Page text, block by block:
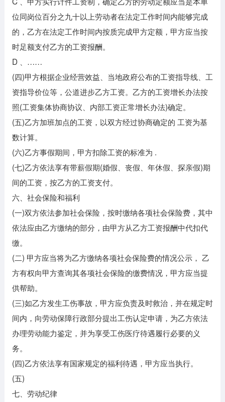
位同岗位百分之九十以上劳动者在法定工作时间内能够完成
的，乙方在法定工作时间内按质完成甲方定额，甲方应当按
时足额支付乙方的工资报酬。
D 、……
(四)甲方根据企业经营效益、当地政府公布的工资指导线、工
资指导价位等，公道进步乙方工资。乙方的工资增长办法按
照(工资集体协商协议、内部工资正常增长办法)确定。
(五)乙方加班加点的工资，以双方经过协商确定的 工资为基
数计算。
(六)乙方事假期间，甲方扣除工资的标准为 .
(七)乙方依法享有带薪假期(婚假、丧假、年休假、探亲假)期
间的工资，按乙方的工资支付。
六、社会保险和福利
(一)双方依法参加社会保险，按时缴纳各项社会保险费，其中
依法应由乙方缴纳的部分，由甲方从乙方工资报酬中代扣代
缴。
(二) 甲方应当将为乙方缴纳各项社会保险费的情况公示， 乙
方有权向甲方查询其各项社会保险的缴费情况，甲方应当提
供帮助。
(三)如乙方发生工伤事故，甲方应负责及时救治，并在规定时
间内，向劳动保障行政部分提出工伤认定申请，为乙方依法
办理劳动能力鉴定，并为享受工伤医疗待遇履行必要的义
务。
(四)乙方依法享有国家规定的福利待遇，甲方应当执行。
(五)
七、劳动纪律